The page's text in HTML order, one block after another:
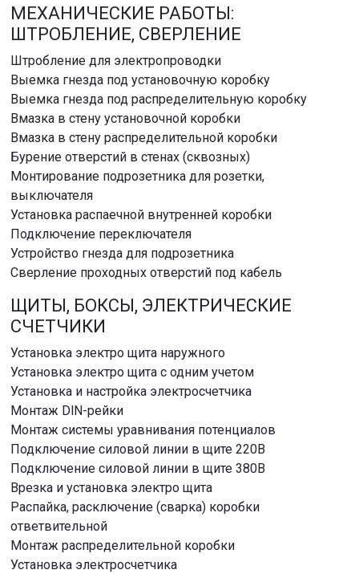
МЕХАНИЧЕСКИЕ РАБОТЫ:
ШТРОБЛЕНИЕ, СВЕРЛЕНИЕ
Штробление для электропроводки
Выемка гнезда под установочную коробку
Выемка гнезда под распределительную коробку
Вмазка в стену установочной коробки
Вмазка в стену распределительной коробки
Бурение отверстий в стенах (сквозных)
Монтирование подрозетника для розетки,
выключателя
Установка распаечной внутренней коробки
Подключение переключателя
Устройство гнезда для подрозетника
Сверление проходных отверстий под кабель
ЩИТЫ, БОКСЫ, ЭЛЕКТРИЧЕСКИЕ
СЧЕТЧИКИ
Установка электро щита наружного
Установка электро щита с одним учетом
Установка и настройка электросчетчика
Монтаж DlN-рейки
Монтаж системы уравнивания потенциалов
Подключение силовой линии в щите 220В
Подключение силовой линии в щите 380В
Врезка и установка электро щита
Распайка, расключение (сварка) коробки
ответвительной
Монтаж распределительной коробки
Установка электросчетчика